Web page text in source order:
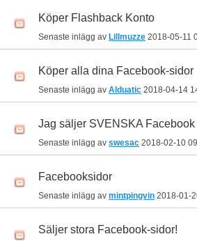
Köper Flashback Konto
Senaste inlägg av Lillmuzze 2018-05-11
Köper alla dina Facebook-sidor
Senaste inlägg av Alduatic 2018-04-14
Jag säljer SVENSKA Facebook
Senaste inlägg av swesac 2018-02-10
Facebooksidor
Senaste inlägg av mintpingvin 2018-01-
Säljer stora Facebook-sidor!